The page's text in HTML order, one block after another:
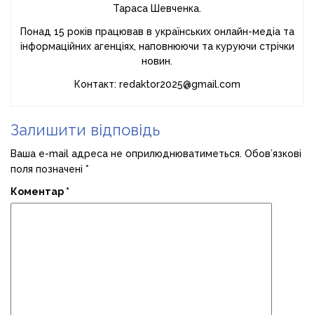
Тараса Шевченка.
Понад 15 років працював в українських онлайн-медіа та
інформаційних агенціях, наповнюючи та куруючи стрічки
новин.
Контакт: redaktor2025@gmail.com
Залишити відповідь
Ваша e-mail адреса не оприлюднюватиметься. Обов’язкові
поля позначені *
Коментар *